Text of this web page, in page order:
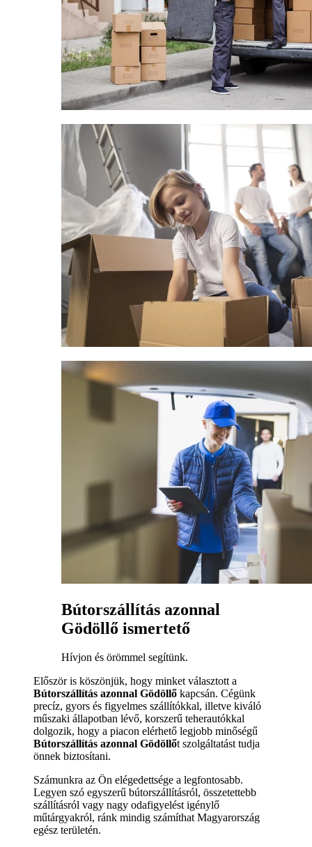
Bútorszállítás azonnal
Gödöllő ismertető
Hívjon és örömmel segítünk.
Először is köszönjük, hogy minket választott a
Bútorszállítás azonnal Gödöllő kapcsán. Cégünk
precíz, gyors és figyelmes szállítókkal, illetve kiváló
műszaki állapotban lévő, korszerű teherautókkal
dolgozik, hogy a piacon elérhető legjobb minőségű
Bútorszállítás azonnal Gödöllőt szolgáltatást tudja
önnek biztosítani.
Számunkra az Ön elégedettsége a legfontosabb.
Legyen szó egyszerű bútorszállításról, összetettebb
szállításról vagy nagy odafigyelést igénylő
műtárgyakról, ránk mindig számíthat Magyarország
egész területén.